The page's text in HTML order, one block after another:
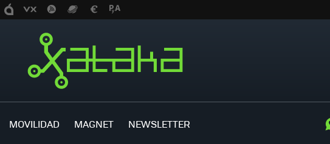
MOVILIDAD MAGNET NEWSLETTER